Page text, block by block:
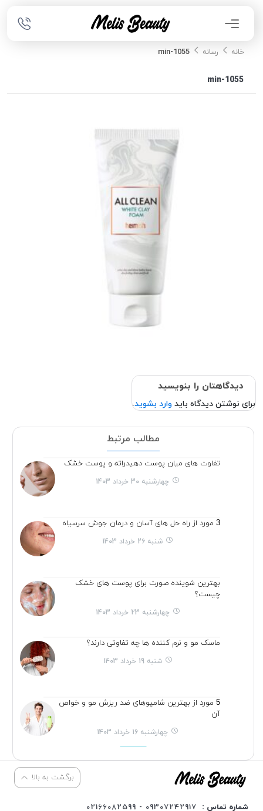
خانه رسانه 1055-min
1055-min
دیدگاهتان را بنویسید
برای نوشتن دیدگاه باید وارد بشوید.
مطالب مرتبط
تفاوت های میان پوست دهیدراته و پوست خشک
چهارشنبه 30 خرداد 1403
3 مورد از راه حل های آسان و درمان جوش سرسیاه
شنبه 26 خرداد 1403
بهترین شوینده صورت برای پوست های خشک
چیست؟
چهارشنبه 23 خرداد 1403
ماسک مو و نرم کننده ها چه تفاوتی دارند؟
شنبه 19 خرداد 1403
5 مورد از بهترین شامپوهای ضد ریزش مو و خواص
آن
چهارشنبه 16 خرداد 1403
برگشت به بالا
شماره تماس :
09307242917 - 02166082599